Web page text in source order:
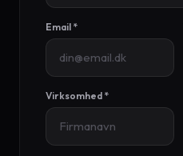
Email *
Virksomhed *